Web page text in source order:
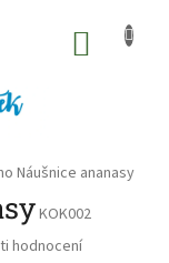
Náušnice ananasy
KOK002
hodnocení